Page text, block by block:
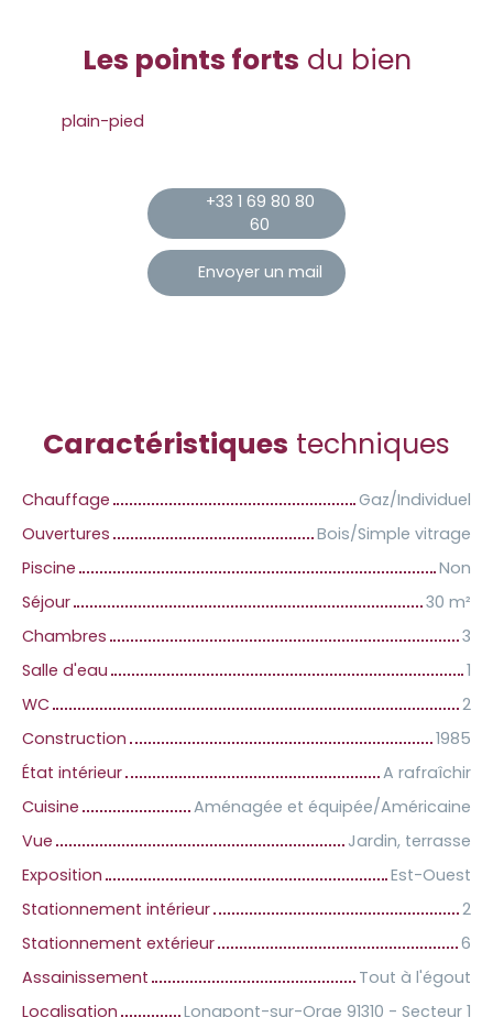
Les points forts du bien
plain-pied
+33 1 69 80 80
60
Envoyer un mail
Caractéristiques techniques
Chauffage
Gaz/Individuel
Ouvertures
Bois/Simple vitrage
Piscine
Non
Séjour
30 m²
Chambres
3
Salle d'eau
1
WC
2
Construction
1985
État intérieur
A rafraîchir
Cuisine
Aménagée et équipée/Américaine
Vue
Jardin, terrasse
Exposition
Est-Ouest
Stationnement intérieur
2
Stationnement extérieur
6
Assainissement
Tout à l'égout
Localisation
Longpont-sur-Orge 91310 - Secteur 1